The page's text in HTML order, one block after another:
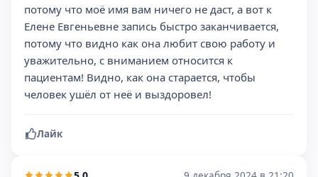
потому что моё имя вам ничего не даст, а вот к
Елене Евгеньевне запись быстро заканчивается,
потому что видно как она любит свою работу и
уважительно, с вниманием относится к
пациентам! Видно, как она старается, чтобы
человек ушёл от неё и выздоровел!
Лайк